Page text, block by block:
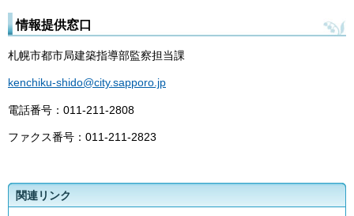
情報提供窓口
札幌市都市局建築指導部監察担当課
kenchiku-shido@city.sapporo.jp
電話番号：011-211-2808
ファクス番号：011-211-2823
関連リンク